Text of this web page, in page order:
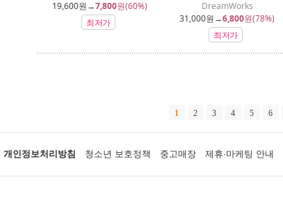
19,600원→7,800원(60%)
최저가
DreamWorks
31,000원→6,800원(78%)
최저가
1 2 3 4 5 6
개인정보처리방침 청소년 보호정책 중고매장 제휴·마케팅 안내